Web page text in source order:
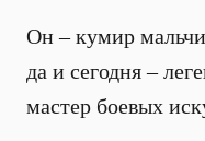
Он – кумир
да и сегодня –
мастер боевых